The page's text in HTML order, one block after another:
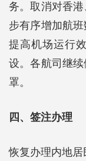
务。取消对香
步有序增加航
提高机场运行
设。各航司继
罩。
四、签注办理
恢复办理内地居